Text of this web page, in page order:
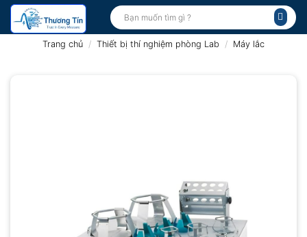
Bỏ
qua
Tìm
kiếm:
Trang chủ / Thiết bị thí nghiệm phòng Lab / Máy lắc